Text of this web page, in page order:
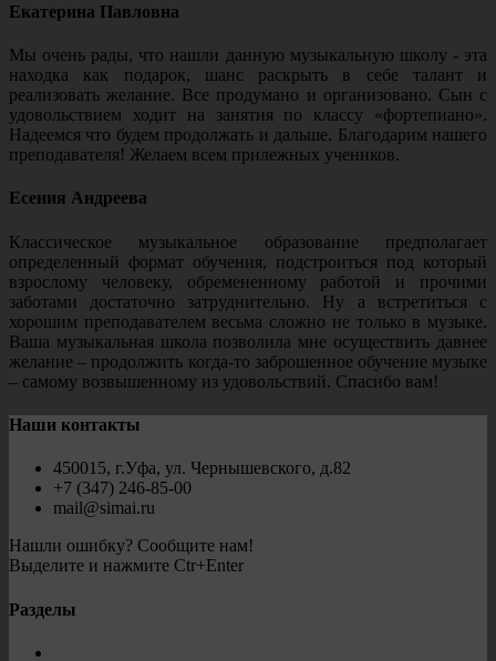
Екатерина Павловна
Мы очень рады, что нашли данную музыкальную школу - эта
находка как подарок, шанс раскрыть в себе талант и
реализовать желание. Все продумано и организовано. Сын с
удовольствием ходит на занятия по классу «фортепиано».
Надеемся что будем продолжать и дальше. Благодарим нашего
преподавателя! Желаем всем прилежных учеников.
Есения Андреева
Классическое музыкальное образование предполагает
определенный формат обучения, подстроиться под который
взрослому человеку, обремененному работой и прочими
заботами достаточно затруднительно. Ну а встретиться с
хорошим преподавателем весьма сложно не только в музыке.
Ваша музыкальная школа позволила мне осуществить давнее
желание – продолжить когда-то заброшенное обучение музыке
– самому возвышенному из удовольствий. Спасибо вам!
Наши контакты
450015, г.Уфа, ул. Чернышевского, д.82
+7 (347) 246-85-00
mail@simai.ru
Нашли ошибку? Сообщите нам!
Выделите и нажмите Ctr+Enter
Разделы